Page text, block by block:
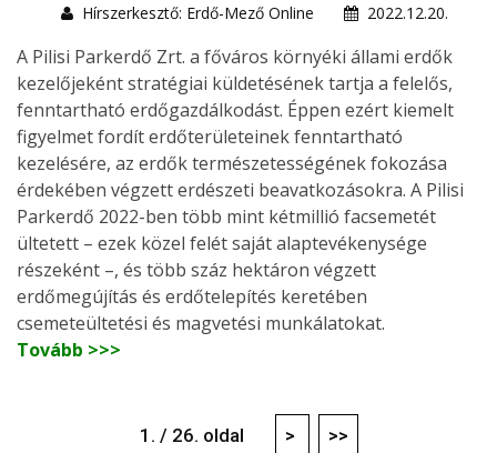
Hírszerkesztő: Erdő-Mező Online
2022.12.20.
A Pilisi Parkerdő Zrt. a főváros környéki állami erdők
kezelőjeként stratégiai küldetésének tartja a felelős,
fenntartható erdőgazdálkodást. Éppen ezért kiemelt
figyelmet fordít erdőterületeinek fenntartható
kezelésére, az erdők természetességének fokozása
érdekében végzett erdészeti beavatkozásokra. A Pilisi
Parkerdő 2022-ben több mint kétmillió facsemetét
ültetett – ezek közel felét saját alaptevékenysége
részeként –, és több száz hektáron végzett
erdőmegújítás és erdőtelepítés keretében
csemeteültetési és magvetési munkálatokat.
Tovább >>>
1. / 26. oldal > >>